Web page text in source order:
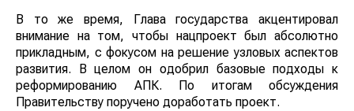
В то же время, Глава государства акцентировал
внимание на том, чтобы нацпроект был абсолютно
прикладным, с фокусом на решение узловых аспектов
развития. В целом он одобрил базовые подходы к
реформированию АПК. По итогам обсуждения
Правительству поручено доработать проект.